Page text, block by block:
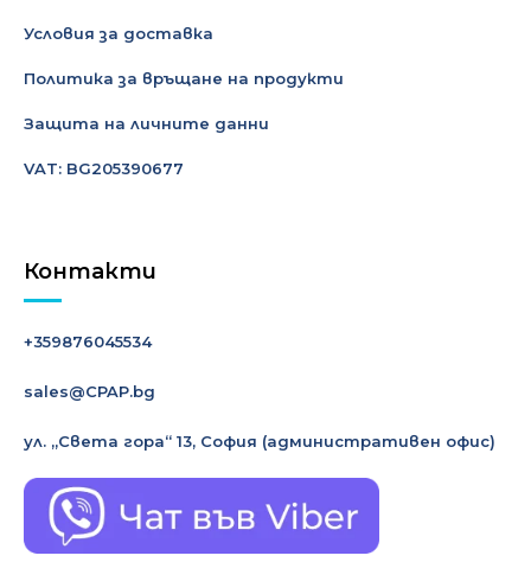
Условия за доставка
Политика за връщане на продукти
Защита на личните данни
VAT: BG205390677
Контакти
+359876045534
sales@CPAP.bg
ул. „Света гора“ 13, София (административен офис)